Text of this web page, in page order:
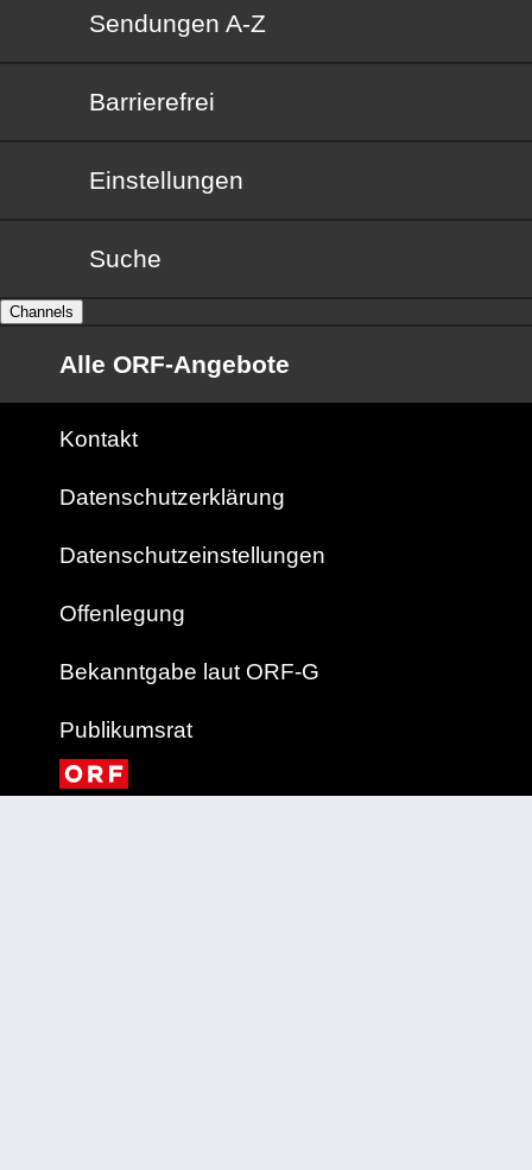
Sendungen von A bis Z
Sendungen A-Z
Barrierefrei
Barrierefrei
Einstellungen
Suche
Channels
Alle ORF-Angebote
Kontakt
Datenschutzerklärung
Datenschutzeinstellungen
Offenlegung
Bekanntgabe laut ORF-G
Publikumsrat